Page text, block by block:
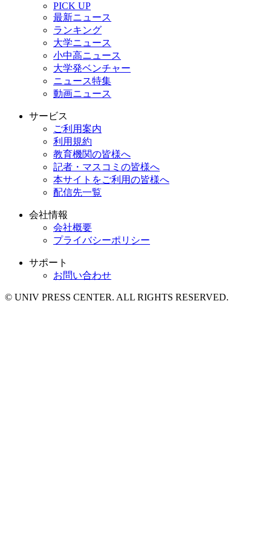
PICK UP
最新ニュース
ランキング
大学ニュース
小中高ニュース
大学発ベンチャー
ニュース特集
動画ニュース
サービス
ご利用案内
利用規約
教育機関の皆様へ
記者・マスコミの皆様へ
本サイトをご利用の皆様へ
配信先一覧
会社情報
会社概要
プライバシーポリシー
サポート
お問い合わせ
© UNIV PRESS CENTER. ALL RIGHTS RESERVED.